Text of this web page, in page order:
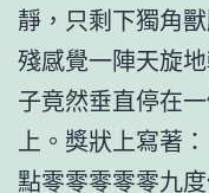
靜，只剩下獨角
殘感覺一陣天旋
子竟然垂直停在
上。獎狀上寫著
點零零零零零九